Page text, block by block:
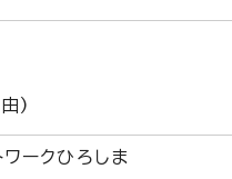
)
ークひろしま